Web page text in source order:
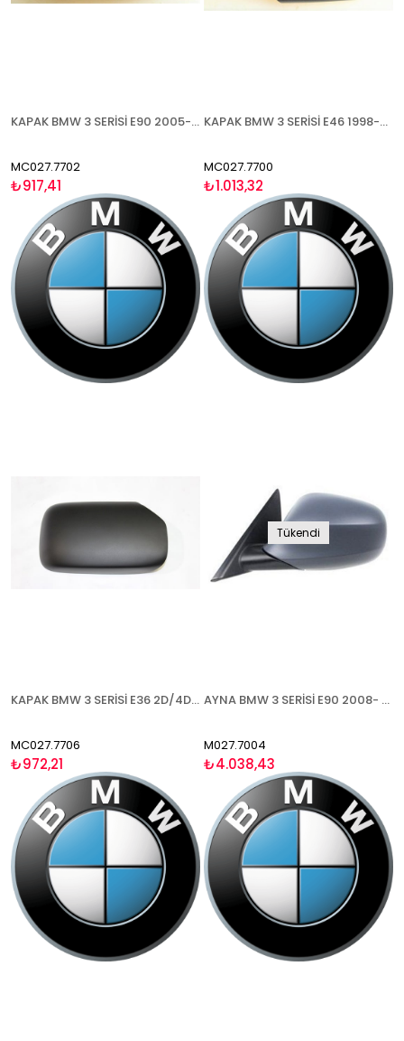
KAPAK BMW 3 SERİSİ E90 2005-2008 ASTARLI SOL
MC027.7702
₺917,41
KAPAK BMW 3 SERİSİ E46 1998-2005 ASTARLI SOL
MC027.7700
₺1.013,32
KAPAK BMW 3 SERİSİ E36 2D/4D ( 5 SERİSİ E34 1992-1995) 1992-1998 ASTARLI SOL
MC027.7706
₺972,21
Tükendi
AYNA BMW 3 SERİSİ E90 2008- ELEKTRİKLİ ISITMALI ASTARLI ASFERİK MAVİ CAM SOL
M027.7004
₺4.038,43